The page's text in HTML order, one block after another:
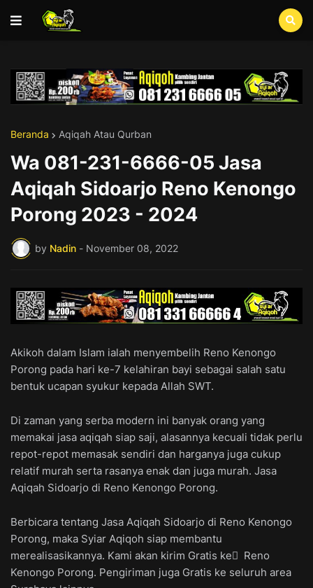
Beranda Aqiqah Atau Qurban
Wa 081-231-6666-05 Jasa
Aqiqah Sidoarjo Reno Kenongo
Porong 2023 - 2024
by Nadin - November 08, 2022
Akikoh dalam Islam ialah menyembelih Reno Kenongo
Porong pada hari ke-7 kelahiran bayi sebagai salah satu
bentuk ucapan syukur kepada Allah SWT.
Di zaman yang serba modern ini banyak orang yang
memakai jasa aqiqah siap saji, alasannya kecuali tidak perlu
repot-repot memasak sendiri dan harganya juga cukup
relatif murah serta rasanya enak dan juga murah. Jasa
Aqiqah Sidoarjo di Reno Kenongo Porong.
Berbicara tentang Jasa Aqiqah Sidoarjo di Reno Kenongo
Porong, maka Syiar Aqiqoh siap membantu
merealisasikannya. Kami akan kirim Gratis ke ِ Reno
Kenongo Porong. Pengiriman juga Gratis ke seluruh area